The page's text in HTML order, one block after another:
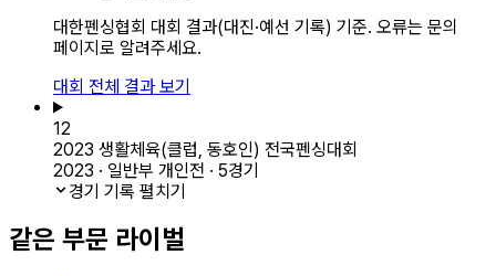
대한펜싱협회 대회 결과(대진·예선 기록) 기준. 오류는 문의
페이지로 알려주세요.
대회 전체 결과 보기
12
2023 생활체육(클럽, 동호인) 전국펜싱대회
2023 · 일반부 개인전 · 5경기
경기 기록 펼치기
같은 부문 라이벌